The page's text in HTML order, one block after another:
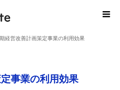
経営改善計画策定事業の利用効果
事業の利用効果